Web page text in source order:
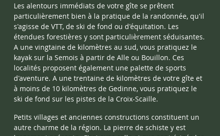
Les alentours immédiats de votre gîte se prêtent
particulièrement bien à la pratique de la randonnée, qu'il
s'agisse de VTT, de ski de fond ou d'équitation. Les
étendues forestières y sont particulièrement séduisantes.
A une vingtaine de kilomètres au sud, vous pratiquez le
kayak sur la Semois à partir de Alle ou Bouillon. Ces
localités proposent également une palette de sports
d'aventure. A une trentaine de kilomètres de votre gîte et
à moins de 10 kilomètres de Gedinne, vous pratiquez le
ski de fond sur les pistes de la Croix-Scaille.
Petits villages et anciennes constructions constituent un
autre charme de la région. La pierre de schiste y est